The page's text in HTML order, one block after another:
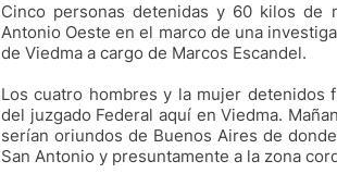
Cinco personas detenidas y 60 kilos de
Antonio Oeste en el marco de una
de Viedma a cargo de Marcos Escandel.
Los cuatro hombres y la mujer detenidos
del juzgado Federal aquí en Viedma.
serían oriundos de Buenos Aires de
San Antonio y presuntamente a la zona